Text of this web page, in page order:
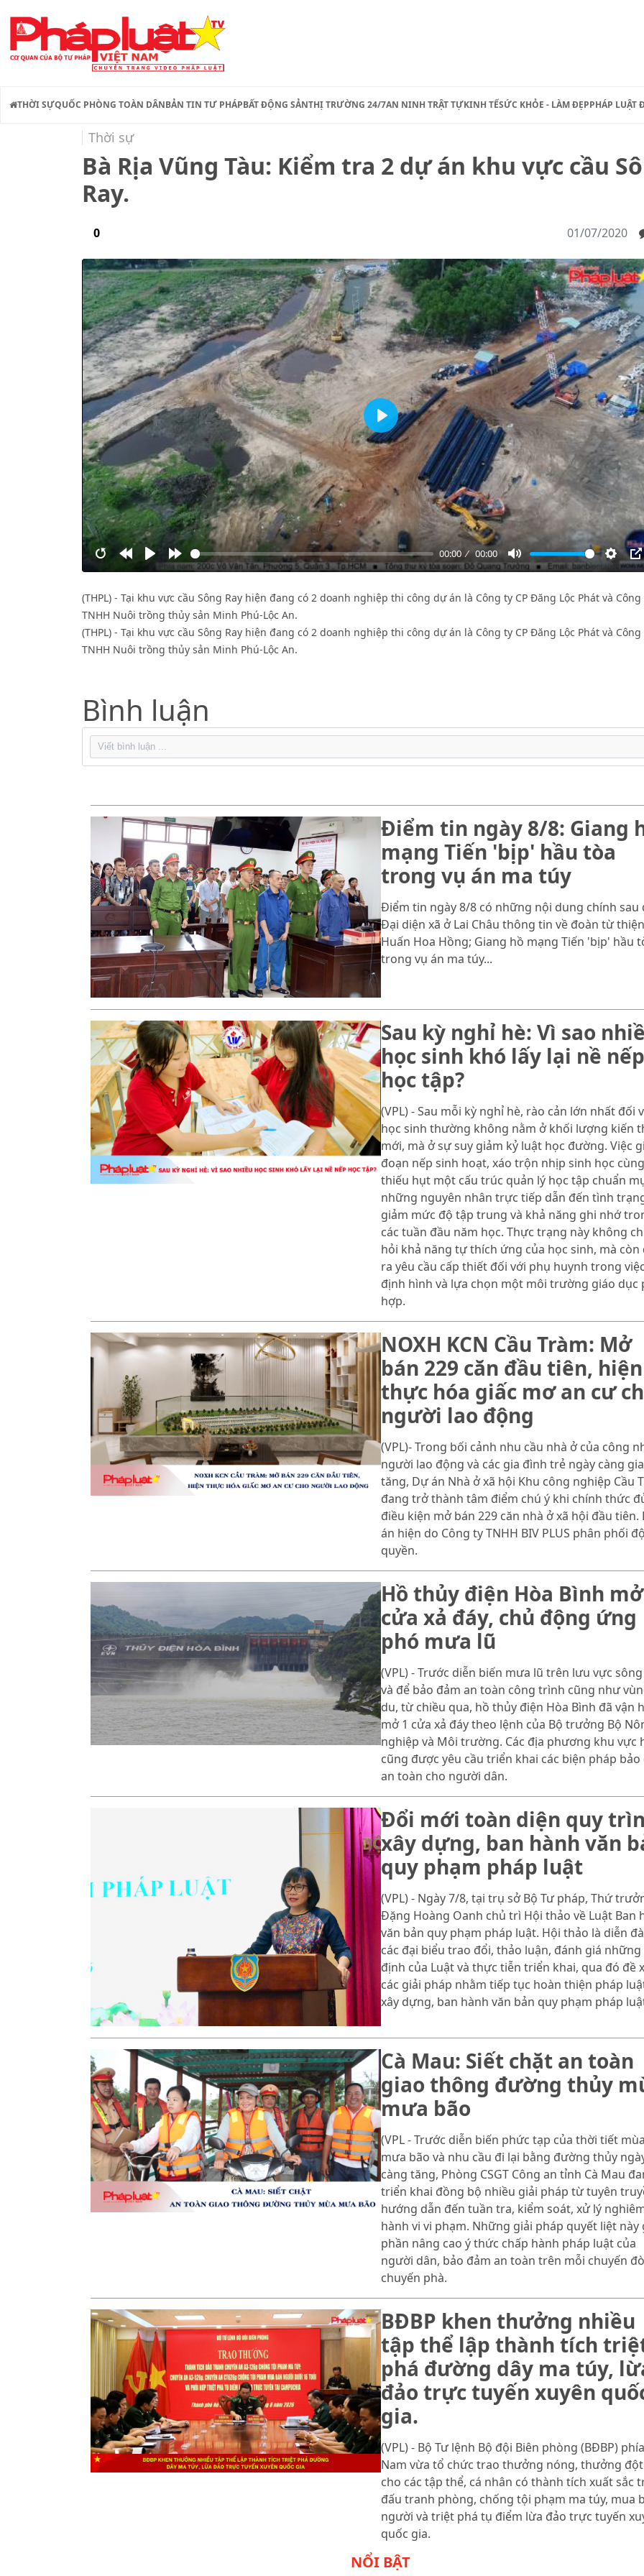
THỜI SỰQUỐC PHÒNG TOÀN DÂNBẢN TIN TƯ PHÁPBẤT ĐỘNG SẢNTHỊ TRƯỜNG 24/7AN NINH TRẬT TỰKINH TẾSỨC KHỎE - LÀM ĐẸPPHÁP LUẬT
Thời sự
Bà Rịa Vũng Tàu: Kiểm tra 2 dự án khu vực cầu
Ray.
0 01/07/2020
RewindPlay Forward
00:00 00:00
Mute
Play
(THPL) - Tại khu vực cầu Sông Ray hiện đang có 2 doanh nghiệp thi công dự án là Công ty CP Đăng Lộc Phát và Công
TNHH Nuôi trồng thủy sản Minh Phú-Lộc An.
(THPL) - Tại khu vực cầu Sông Ray hiện đang có 2 doanh nghiệp thi công dự án là Công ty CP Đăng Lộc Phát và Công
TNHH Nuôi trồng thủy sản Minh Phú-Lộc An.
Bình luận
Điểm tin ngày 8/8: Giang
mạng Tiến 'bịp' hầu tòa
trong vụ án ma túy
Điểm tin ngày 8/8 có những nội dung chính sau
Đại diện xã ở Lai Châu thông tin về đoàn từ
Huấn Hoa Hồng; Giang hồ mạng Tiến 'bịp' hầu
trong vụ án ma túy...
Sau kỳ nghỉ hè: Vì sao
học sinh khó lấy lại nề nếp
học tập?
(VPL) - Sau mỗi kỳ nghỉ hè, rào cản lớn nhất đối
học sinh thường không nằm ở khối lượng kiến
mới, mà ở sự suy giảm kỷ luật học đường. Việc
đoạn nếp sinh hoạt, xáo trộn nhịp sinh học
thiếu hụt một cấu trúc quản lý học tập chuẩn
những nguyên nhân trực tiếp dẫn đến tình
giảm mức độ tập trung và khả năng ghi nhớ
các tuần đầu năm học. Thực trạng này không
hỏi khả năng tự thích ứng của học sinh, mà còn
ra yêu cầu cấp thiết đối với phụ huynh trong việc
định hình và lựa chọn một môi trường giáo dục
hợp.
NOXH KCN Cầu Tràm: Mở
bán 229 căn đầu tiên, hiện
thực hóa giấc mơ an cư
người lao động
(VPL)- Trong bối cảnh nhu cầu nhà ở của công
người lao động và các gia đình trẻ ngày càng gia
tăng, Dự án Nhà ở xã hội Khu công nghiệp Cầu
đang trở thành tâm điểm chú ý khi chính thức
điều kiện mở bán 229 căn nhà ở xã hội đầu tiên.
án hiện do Công ty TNHH BIV PLUS phân phối
quyền.
Hồ thủy điện Hòa Bình mở
cửa xả đáy, chủ động ứng
phó mưa lũ
(VPL) - Trước diễn biến mưa lũ trên lưu vực
và để bảo đảm an toàn công trình cũng như
du, từ chiều qua, hồ thủy điện Hòa Bình đã vận
mở 1 cửa xả đáy theo lệnh của Bộ trưởng Bộ
nghiệp và Môi trường. Các địa phương khu vực
cũng được yêu cầu triển khai các biện pháp bảo
an toàn cho người dân.
Đổi mới toàn diện quy
xây dựng, ban hành văn
quy phạm pháp luật
(VPL) - Ngày 7/8, tại trụ sở Bộ Tư pháp, Thứ
Đặng Hoàng Oanh chủ trì Hội thảo về Luật Ban
văn bản quy phạm pháp luật. Hội thảo là diễn
các đại biểu trao đổi, thảo luận, đánh giá những
định của Luật và thực tiễn triển khai, qua đó đề
các giải pháp nhằm tiếp tục hoàn thiện pháp
xây dựng, ban hành văn bản quy phạm pháp
Cà Mau: Siết chặt an toàn
giao thông đường thủy
mưa bão
(VPL - Trước diễn biến phức tạp của thời tiết mùa
mưa bão và nhu cầu đi lại bằng đường thủy
càng tăng, Phòng CSGT Công an tỉnh Cà Mau
triển khai đồng bộ nhiều giải pháp từ tuyên
hướng dẫn đến tuần tra, kiểm soát, xử lý
hành vi vi phạm. Những giải pháp quyết liệt này
phần nâng cao ý thức chấp hành pháp luật của
người dân, bảo đảm an toàn trên mỗi chuyến
chuyến phà.
BĐBP khen thưởng nhiều
tập thể lập thành tích
phá đường dây ma túy,
đảo trực tuyến xuyên
gia.
(VPL) - Bộ Tư lệnh Bộ đội Biên phòng (BĐBP) phía
Nam vừa tổ chức trao thưởng nóng, thưởng
cho các tập thể, cá nhân có thành tích xuất sắc
đấu tranh phòng, chống tội phạm ma túy, mua
người và triệt phá tụ điểm lừa đảo trực tuyến
quốc gia.
NỔI BẬT